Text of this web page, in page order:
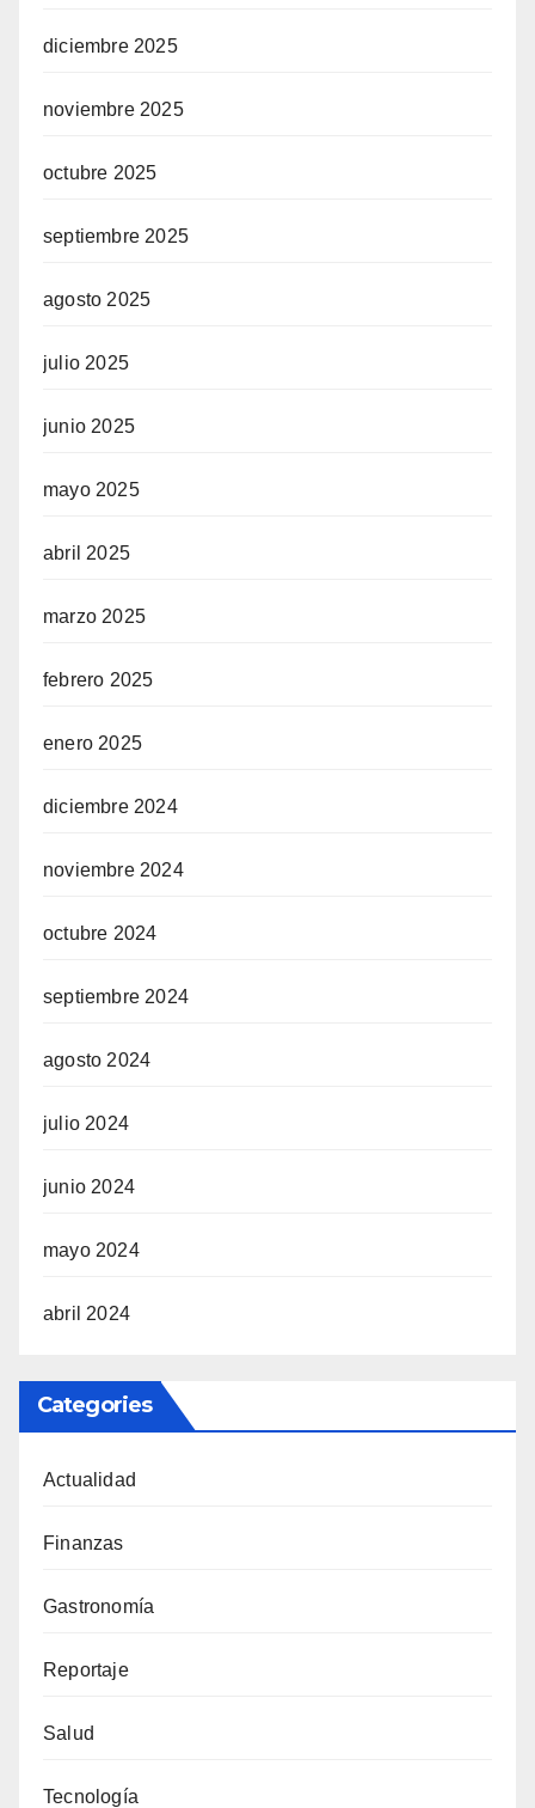
diciembre 2025
noviembre 2025
octubre 2025
septiembre 2025
agosto 2025
julio 2025
junio 2025
mayo 2025
abril 2025
marzo 2025
febrero 2025
enero 2025
diciembre 2024
noviembre 2024
octubre 2024
septiembre 2024
agosto 2024
julio 2024
junio 2024
mayo 2024
abril 2024
Categories
Actualidad
Finanzas
Gastronomía
Reportaje
Salud
Tecnología